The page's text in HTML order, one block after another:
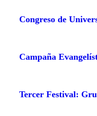
Congreso de
Campaña
Tercer Festival: